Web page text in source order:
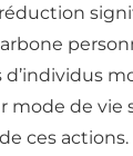
mode de vie
ces